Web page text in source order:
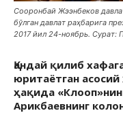
Cооронбай Жээнбеков
бўлган давлат раҳбарига
2017 йил 24-ноябрь. Сурат:
Қандай қилиб
юритаётган асосий
ҳақида
Арикбаевнинг